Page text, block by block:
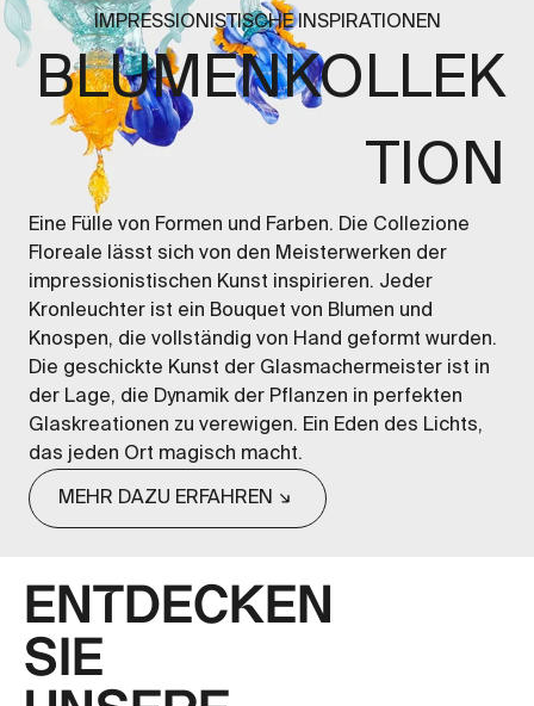
IMPRESSIONISTISCHE INSPIRATIONEN
BLUMENKOLLEK
TION
Eine Fülle von Formen und Farben. Die Collezione
Floreale lässt sich von den Meisterwerken der
impressionistischen Kunst inspirieren. Jeder
Kronleuchter ist ein Bouquet von Blumen und
Knospen, die vollständig von Hand geformt wurden.
Die geschickte Kunst der Glasmachermeister ist in
der Lage, die Dynamik der Pflanzen in perfekten
Glaskreationen zu verewigen. Ein Eden des Lichts,
das jeden Ort magisch macht.
MEHR DAZU ERFAHREN
ENTDECKEN
SIE